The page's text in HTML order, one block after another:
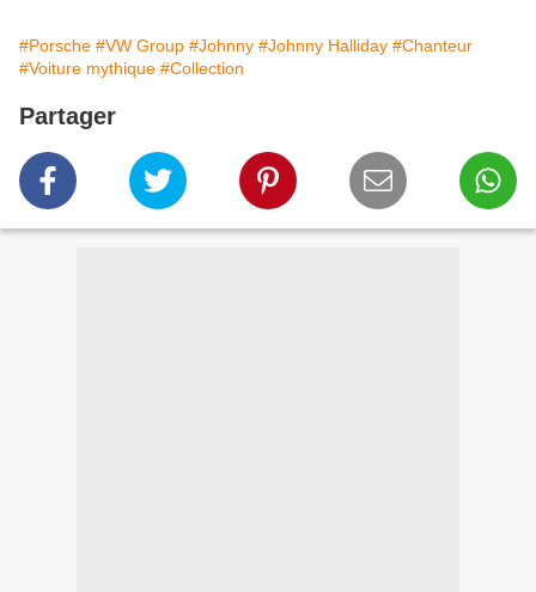
#Porsche #VW Group #Johnny #Johnny Halliday #Chanteur
#Voiture mythique #Collection
Partager